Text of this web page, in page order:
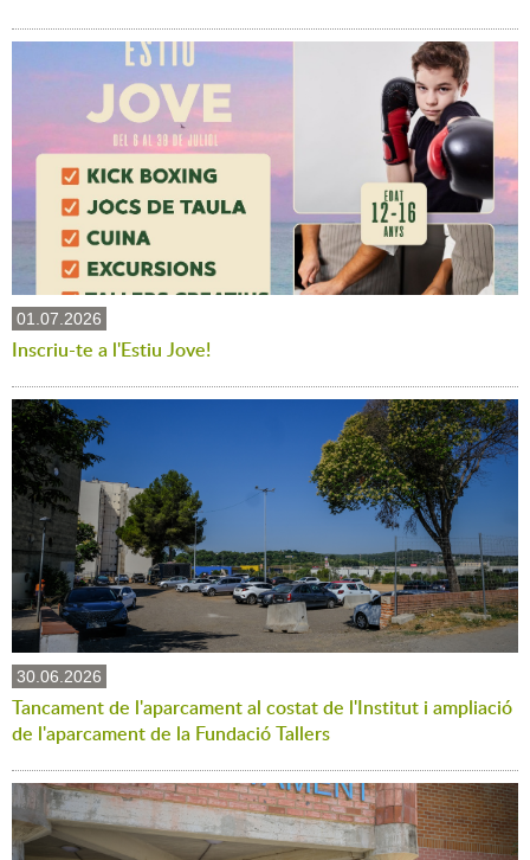
01.07.2026
Inscriu-te a l'Estiu Jove!
30.06.2026
Tancament de l'aparcament al costat de l'Institut i ampliació
de l'aparcament de la Fundació Tallers